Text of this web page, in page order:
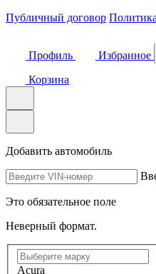
Публичный договор
Профиль Избранное
Корзина
Добавить автомобиль
Это обязательное поле
Неверный формат.
Acura